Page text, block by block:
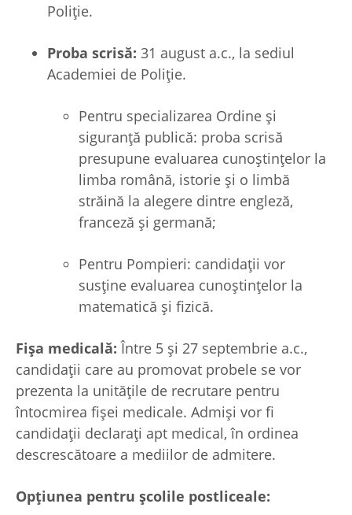
Poliție.
Proba scrisă: 31 august a.c., la sediul
Academiei de Poliție.
Pentru specializarea Ordine și
siguranță publică: proba scrisă
presupune evaluarea cunoștințelor la
limba română, istorie și o limbă
străină la alegere dintre engleză,
franceză și germană;
Pentru Pompieri: candidații vor
susține evaluarea cunoștințelor la
matematică și fizică.
Fișa medicală: Între 5 și 27 septembrie a.c.,
candidații care au promovat probele se vor
prezenta la unitățile de recrutare pentru
întocmirea fișei medicale. Admiși vor fi
candidații declarați apt medical, în ordinea
descrescătoare a mediilor de admitere.
Opțiunea pentru școlile postliceale: